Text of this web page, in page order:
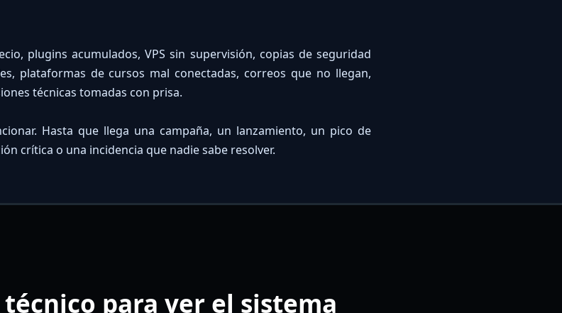
plugins acumulados, VPS sin supervisión, copias de seguridad
plataformas de cursos mal conectadas, correos que no llegan,
técnicas tomadas con prisa.
Hasta que llega una campaña, un lanzamiento, un pico de
crítica o una incidencia que nadie sabe resolver.
para ver el sistema